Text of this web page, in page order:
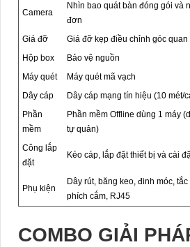
Camera
Nhìn bao quát bàn đóng gói và
đơn
Giá đỡ Giá đỡ kẹp điều chỉnh góc quan
Hộp box
Bảo vệ nguồn
Máy quét
Máy quét mã vạch
Dây cáp
Dây cáp mạng tín hiệu (10 mét/
Phần
mềm
Phần mềm Offline dùng 1 máy
tự quản)
Công lắp
đặt
Kéo cáp, lắp đặt thiết bị và cài
Phụ kiện
Dây rút, băng keo, đinh móc, tắc
phích cắm, RJ45
COMBO GIẢI